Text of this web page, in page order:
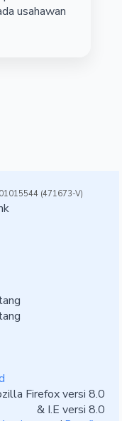
usahawan
(471673-V)
Firefox versi 8.0
& I.E versi 8.0